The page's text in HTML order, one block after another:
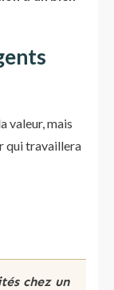
valeur, mais
qui travaillera
chez un